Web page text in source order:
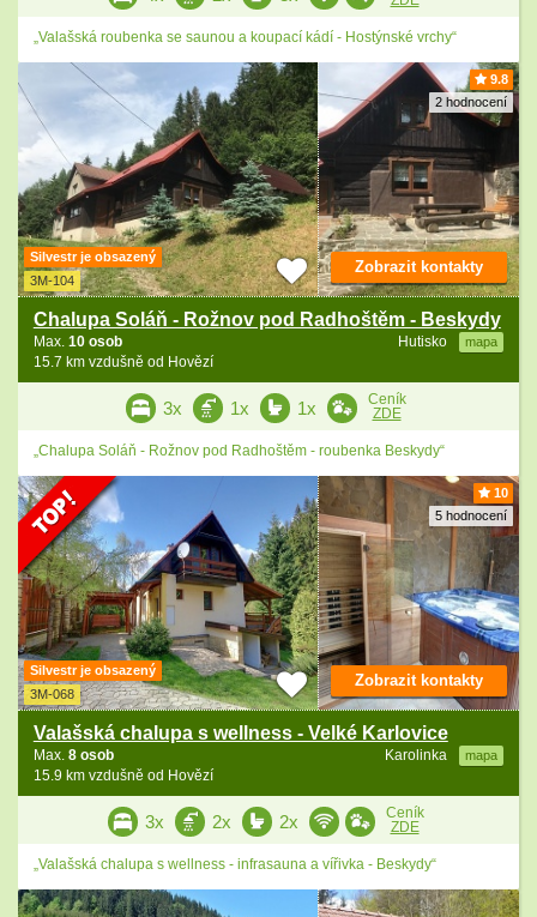
„Valašská roubenka se saunou a koupací kádí - Hostýnské vrchy“
9.8
2 hodnocení
Silvestr je obsazený
3M-104
Chalupa Soláň - Rožnov pod Radhoštěm - Beskydy
Hutisko mapa
Max. 10 osob
15.7 km vzdušně od Hovězí
Zobrazit kontakty
3x 1x 1x
Ceník
ZDE
„Chalupa Soláň - Rožnov pod Radhoštěm - roubenka Beskydy“
10
5 hodnocení
Silvestr je obsazený
3M-068
Valašská chalupa s wellness - Velké Karlovice
Karolinka mapa
Max. 8 osob
15.9 km vzdušně od Hovězí
Zobrazit kontakty
3x 2x 2x
Ceník
ZDE
„Valašská chalupa s wellness - infrasauna a vířivka - Beskydy“